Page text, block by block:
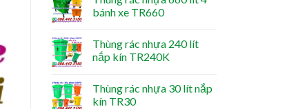
bánh xe TR660
Thùng rác nhựa 240 lít
nắp kín TR240K
Thùng rác nhựa 30 lít nắp
kín TR30